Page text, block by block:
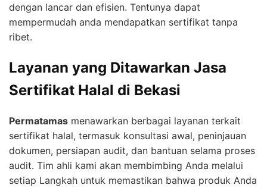
dengan lancar dan efisien. Tentunya dapat
mempermudah anda mendapatkan sertifikat tanpa
ribet.
Layanan yang Ditawarkan Jasa
Sertifikat Halal di Bekasi
Permatamas menawarkan berbagai layanan terkait
sertifikat halal, termasuk konsultasi awal, peninjauan
dokumen, persiapan audit, dan bantuan selama proses
audit. Tim ahli kami akan membimbing Anda melalui
setiap Langkah untuk memastikan bahwa produk Anda